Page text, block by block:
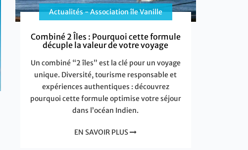
Actualités - Association île Vanille
Combiné 2 Îles : Pourquoi cette formule
décuple la valeur de votre voyage
Un combiné “2 îles” est la clé pour un voyage
unique. Diversité, tourisme responsable et
expériences authentiques : découvrez
pourquoi cette formule optimise votre séjour
dans l’océan Indien.
EN SAVOIR PLUS